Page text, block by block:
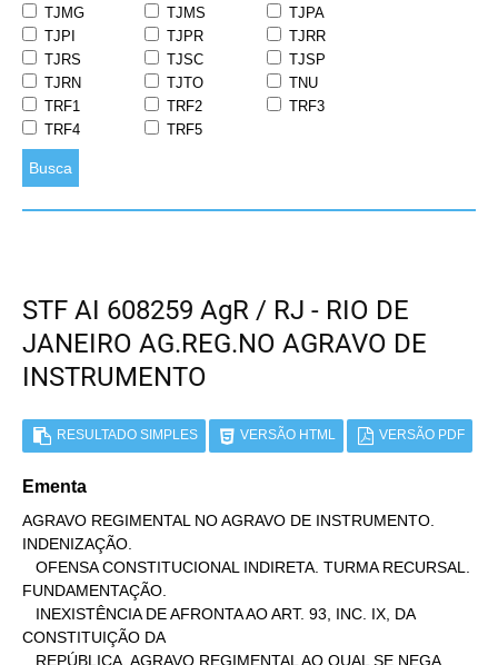
TJMG
TJMS
TJPA
TJPI
TJPR
TJRR
TJRS
TJSC
TJSP
TJRN
TJTO
TNU
TRF1
TRF2
TRF3
TRF4
TRF5
Busca
STF AI 608259 AgR / RJ - RIO DE
JANEIRO AG.REG.NO AGRAVO DE
INSTRUMENTO
RESULTADO SIMPLES VERSÃO HTML VERSÃO PDF
Ementa
AGRAVO REGIMENTAL NO AGRAVO DE INSTRUMENTO.
INDENIZAÇÃO.
FUNDAMENTAÇÃO.
CONSTITUIÇÃO DA